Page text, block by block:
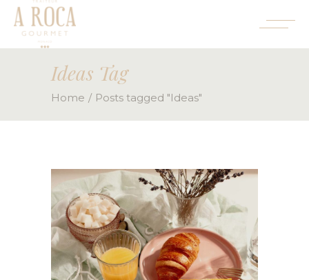
Ideas Tag
Home Posts tagged "Ideas"